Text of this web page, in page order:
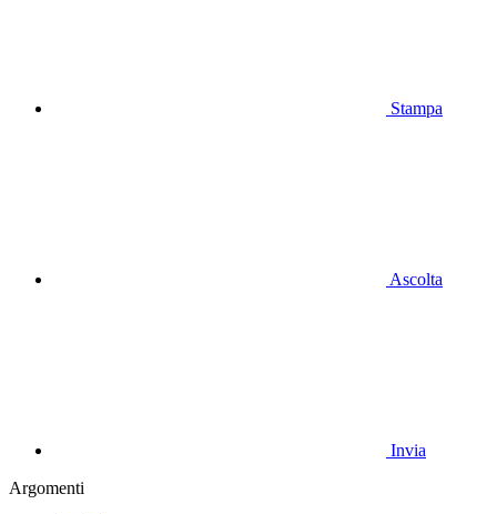
Stampa
Ascolta
Invia
Argomenti